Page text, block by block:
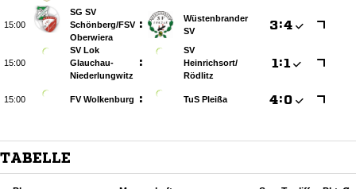

SG SV
Schönberg/​FSV
Oberwiera
:
Wüstenbrander
SV
:

SV Lok
Glauchau-
Niederlungwitz
:
SV
Heinrichsort/​
Rödlitz
 :
 FV Wolkenburg : TuS Pleißa :
TABELLE